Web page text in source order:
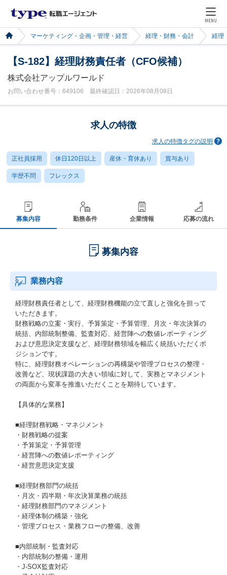
MENU
マーケティング・企画・管理・経営 経理・財務・会計 経理
【S-182】経理財務責任者（CFO候補）
株式会社アップルワールド
お問い合わせ番号：649106 最終確認日：2026年08月08日
求人の特徴
求人の特徴タグの説明
正社員採用 休日120日以上 産休・育休あり 賞与あり
学歴不問 フレックス
募集内容 勤務条件 企業情報 応募の流れ
募集内容
業務内容
経理財務責任者として、経理財務機能の立て直しと強化を担って
いただきます。
財務戦略の立案・実行、予算策定・予算管理、月次・年次決算の
統括、内部統制整備、監査対応、経営陣への数値レポーティング
および意思決定支援など、経理財務領域を幅広く統括いただくポ
ジションです。
特に、経理財務オペレーションの再構築や管理プロセスの整理・
改善など、現状課題の大きい領域に対して、実務とマネジメント
の両面から変革を推進いただくことを期待しています。
【具体的な業務】
■経理財務戦略・マネジメント
・財務戦略の提案
・予算策定・予算管理
・経営陣への数値レポーティング
・経営意思決定支援
■経理財務部門の統括
・月次・四半期・年次決算業務の統括
・経理財務部門のマネジメント
・経理体制の構築・強化
・管理プロセス・業務フローの整備、改善
■内部統制・監査対応
・内部統制の整備・運用
・J-SOX監査対応